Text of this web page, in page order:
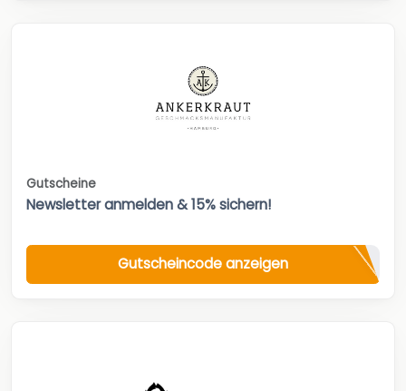
Gutscheine
Newsletter anmelden & 15% sichern!
Gutscheincode anzeigen